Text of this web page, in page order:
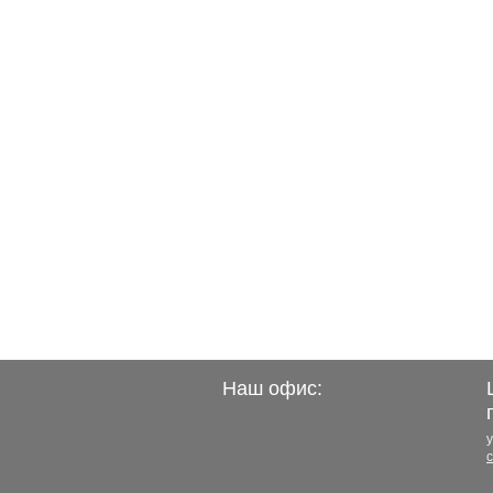
Наш офис: